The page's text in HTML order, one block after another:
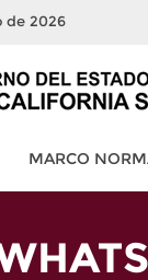
de 2026
MARCO